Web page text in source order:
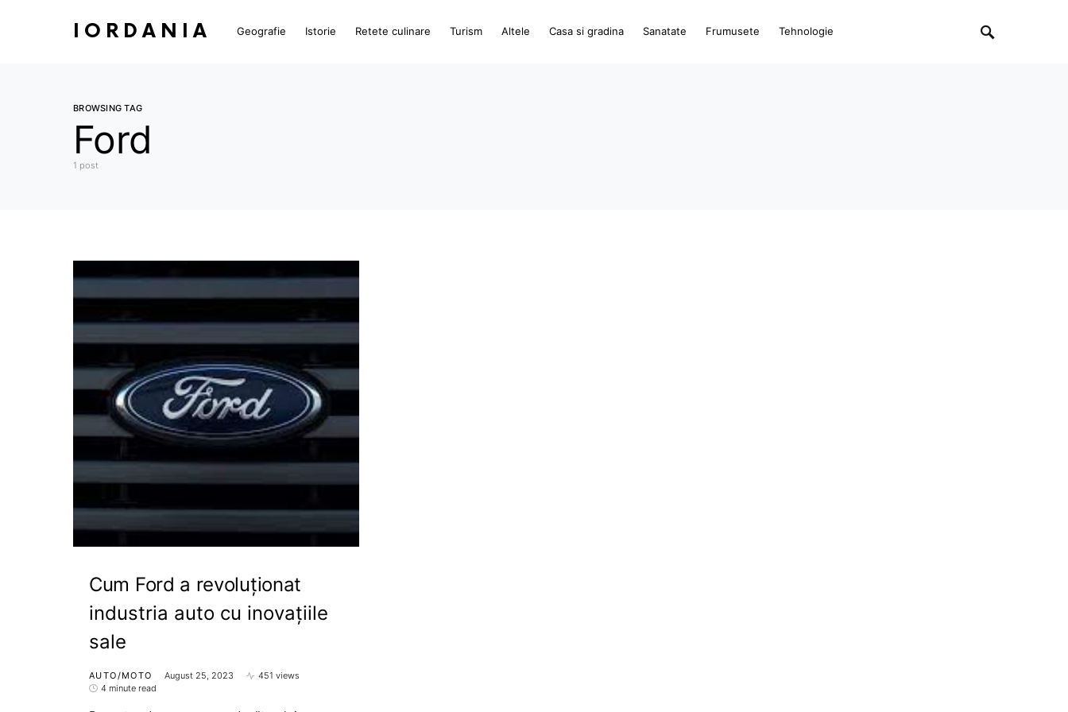
IORDANIA Geografie Istorie Retete culinare Turism Altele Casa si gradina Sanatate Frumusete Tehnologie
BROWSING TAG
Ford
1 post
Cum Ford a revoluționat
industria auto cu inovațiile
sale
AUTO/MOTO August 25, 2023
451 views
4 minute read